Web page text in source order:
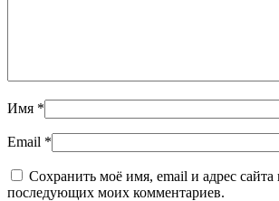
Имя *
Email *
Сохранить моё имя, email и адрес сайта
последующих моих комментариев.